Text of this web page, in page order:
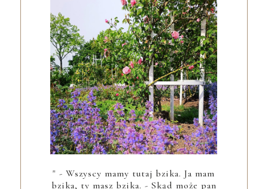
" - Wszyscy mamy tutaj bzika. Ja mam
bzika, ty masz bzika. - Skąd może pan